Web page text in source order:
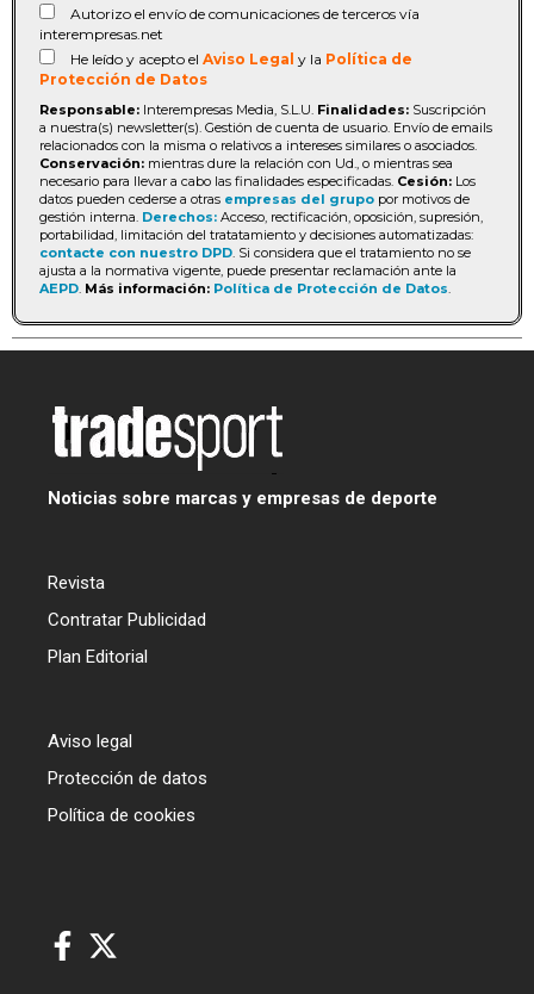
Autorizo el envío de comunicaciones de terceros vía
interempresas.net
He leído y acepto el Aviso Legal y la Política de
Protección de Datos
Responsable: Interempresas Media, S.L.U. Finalidades: Suscripción
a nuestra(s) newsletter(s). Gestión de cuenta de usuario. Envío de emails
relacionados con la misma o relativos a intereses similares o asociados.
Conservación: mientras dure la relación con Ud., o mientras sea
necesario para llevar a cabo las finalidades especificadas. Cesión: Los
datos pueden cederse a otras empresas del grupo por motivos de
gestión interna. Derechos: Acceso, rectificación, oposición, supresión,
portabilidad, limitación del tratatamiento y decisiones automatizadas:
contacte con nuestro DPD. Si considera que el tratamiento no se
ajusta a la normativa vigente, puede presentar reclamación ante la
AEPD. Más información: Política de Protección de Datos.
Noticias sobre marcas y empresas de deporte
Revista
Contratar Publicidad
Plan Editorial
Aviso legal
Protección de datos
Política de cookies